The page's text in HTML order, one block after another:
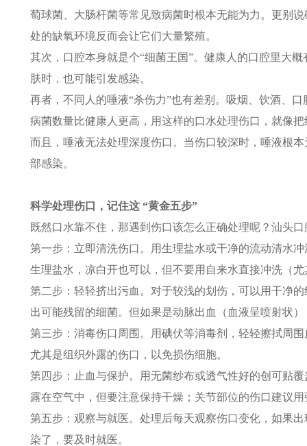
萄球菌、大肠杆菌等常见致病菌时根本无能为力。更别
处的缺氧环境反而会让它们大量繁殖。​
其次，口腔本身就是个“细菌王国”。健康人的口腔里大
肤时，也可能引发感染。
再者，不同人的唾液“杀伤力”也有差别。吸烟、饮酒、
病菌数量比健康人更高，用这样的口水处理伤口，就像
而且，唾液无法处理深度伤口。当伤口较深时，唾液根
部感染。
科学处理伤口，记住这 “黄金五步”​
既然口水靠不住，那遇到伤口该怎么正确处理呢？汕头
第一步：立即清洗伤口。用生理盐水或干净的流动清水
生理盐水，凉白开也可以，但不要用自来水直接冲洗（
第二步：轻轻挤出污血。对于较浅的划伤，可以用干净
出可能残留的细菌。但如果是动脉出血（血液呈喷射状
第三步：消毒伤口周围。用碘伏等消毒剂，轻轻擦拭周
尤其是组织外露的伤口，以免损伤细胞。​
第四步：止血与保护。用无菌纱布或透气性好的创可贴
露在空气中，但要注意保持干燥；关节部位的伤口建议
第五步：观察与就医。处理后每天观察伤口变化，如果
染了，要及时就医。